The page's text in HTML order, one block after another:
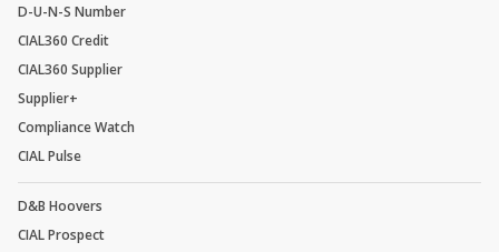
D-U-N-S Number
CIAL360 Credit
CIAL360 Supplier
Supplier+
Compliance Watch
CIAL Pulse
D&B Hoovers
CIAL Prospect